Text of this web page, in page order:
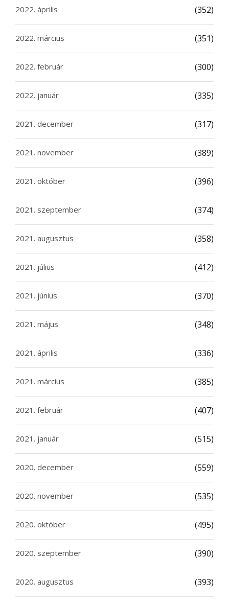
2022. április (352)
2022. március (351)
2022. február (300)
2022. január (335)
2021. december (317)
2021. november (389)
2021. október (396)
2021. szeptember (374)
2021. augusztus (358)
2021. július (412)
2021. június (370)
2021. május (348)
2021. április (336)
2021. március (385)
2021. február (407)
2021. január (515)
2020. december (559)
2020. november (535)
2020. október (495)
2020. szeptember (390)
2020. augusztus (393)